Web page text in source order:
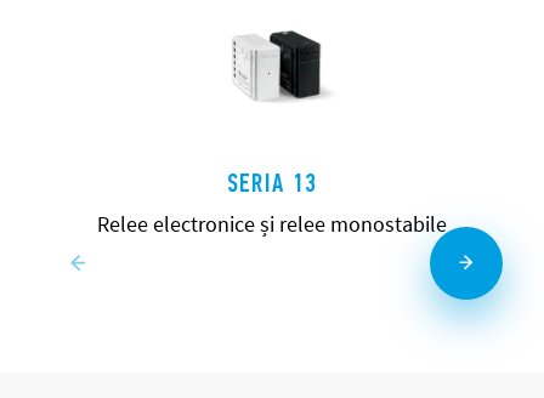
SERIA 13
Relee electronice și relee monostabile